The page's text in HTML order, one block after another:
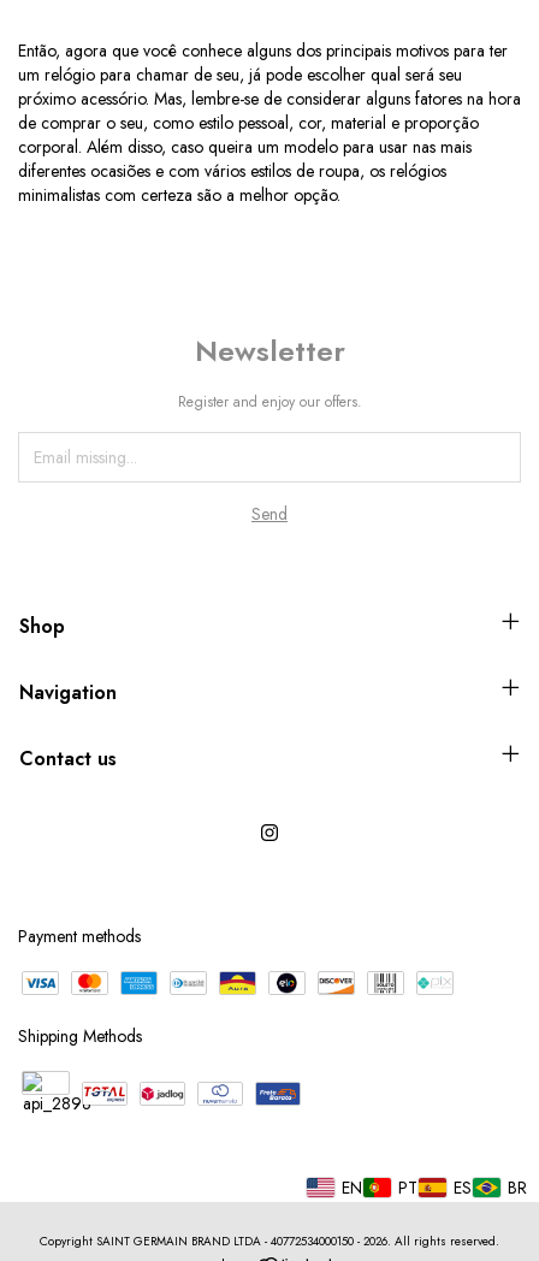
Então, agora que você conhece alguns dos principais motivos para ter
um relógio para chamar de seu, já pode escolher qual será seu
próximo acessório. Mas, lembre-se de considerar alguns fatores na hora
de comprar o seu, como estilo pessoal, cor, material e proporção
corporal. Além disso, caso queira um modelo para usar nas mais
diferentes ocasiões e com vários estilos de roupa, os relógios
minimalistas com certeza são a melhor opção.
Newsletter
Register and enjoy our offers.
Shop
Navigation
Contact us
Payment methods
Shipping Methods
EN PT ES BR
Copyright SAINT GERMAIN BRAND LTDA - 40772534000150 - 2026. All rights reserved.